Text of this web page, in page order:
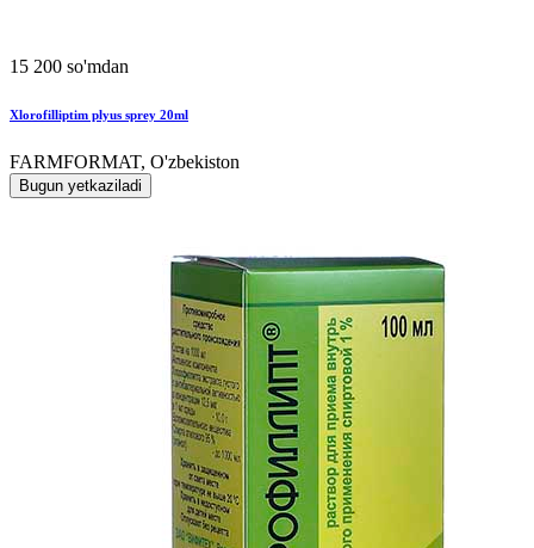
15 200 so'mdan
Xlorofilliptim plyus sprey 20ml
FARMFORMAT, O'zbekiston
Bugun yetkaziladi